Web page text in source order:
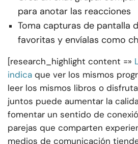
para anotar las reacciones
Toma capturas de pantalla
favoritas y envíalas como
[research_highlight content =»
indica que ver los mismos
leer los mismos libros o
juntos puede aumentar la
fomentar un sentido de
parejas que comparten
medios de comunicación